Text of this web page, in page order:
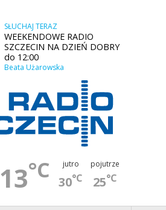
SŁUCHAJ TERAZ
WEEKENDOWE RADIO
SZCZECIN NA DZIEŃ DOBRY
do 12:00
Beata Użarowska
13°C jutro
30°C
pojutrze
25°C